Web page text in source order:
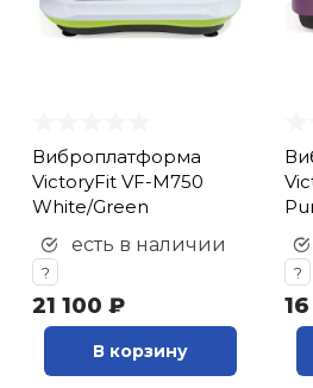
Виброплатформа
VictoryFit VF-M750
White/Green
есть в наличии
?
21 100 ₽
В корзину
?